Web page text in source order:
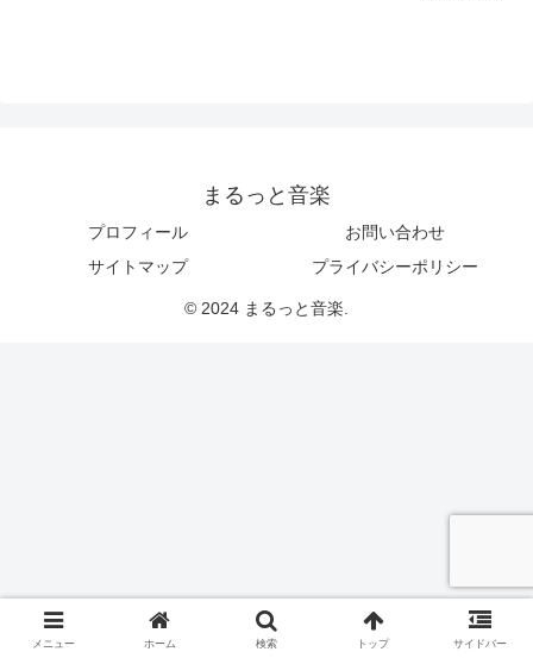
まるっと音楽
プロフィール
お問い合わせ
サイトマップ
プライバシーポリシー
© 2024 まるっと音楽.
メニュー ホーム 検索 トップ サイドバー